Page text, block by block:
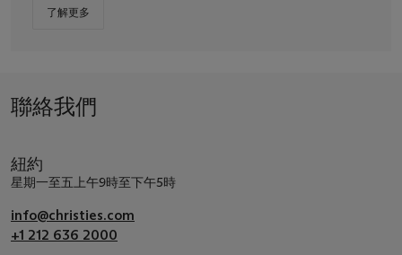
了解更多
聯絡我們
紐約
星期一至五上午9時至下午5時
info@christies.com
+1 212 636 2000